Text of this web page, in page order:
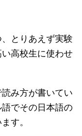
とりあえず実験
高校生に使わせ
み方が書いてい
でその日本語の
す。